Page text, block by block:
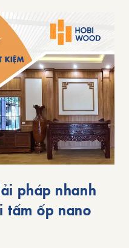
pháp nhanh
tấm ốp nano